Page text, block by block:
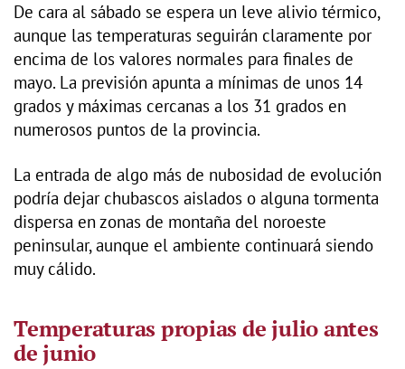
De cara al sábado se espera un leve alivio térmico,
aunque las temperaturas seguirán claramente por
encima de los valores normales para finales de
mayo. La previsión apunta a mínimas de unos 14
grados y máximas cercanas a los 31 grados en
numerosos puntos de la provincia.
La entrada de algo más de nubosidad de evolución
podría dejar chubascos aislados o alguna tormenta
dispersa en zonas de montaña del noroeste
peninsular, aunque el ambiente continuará siendo
muy cálido.
Temperaturas propias de julio antes
de junio